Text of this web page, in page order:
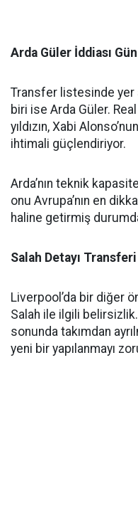
Arda Güler İddiası
Transfer listesinde yer
biri ise Arda Güler.
yıldızın, Xabi
ihtimali güçlendiriyor.
Arda’nın teknik
onu Avrupa’nın en
haline getirmiş
Salah Detayı
Liverpool’da bir diğer
Salah ile ilgili
sonunda takımdan
yeni bir yapılanmayı